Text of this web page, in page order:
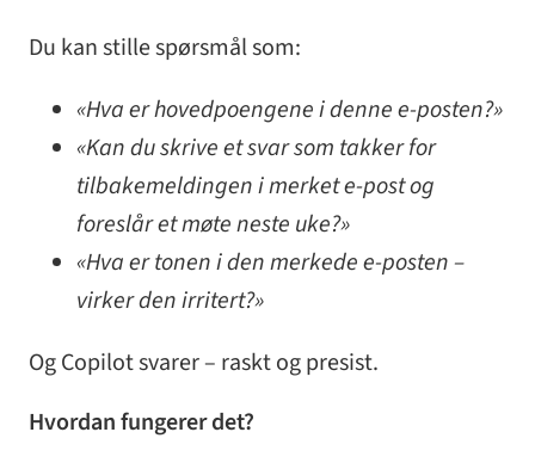
Du kan stille spørsmål som:
«Hva er hovedpoengene i denne e-posten?»
«Kan du skrive et svar som takker for
tilbakemeldingen i merket e-post og
foreslår et møte neste uke?»
«Hva er tonen i den merkede e-posten –
virker den irritert?»
Og Copilot svarer – raskt og presist.
Hvordan fungerer det?